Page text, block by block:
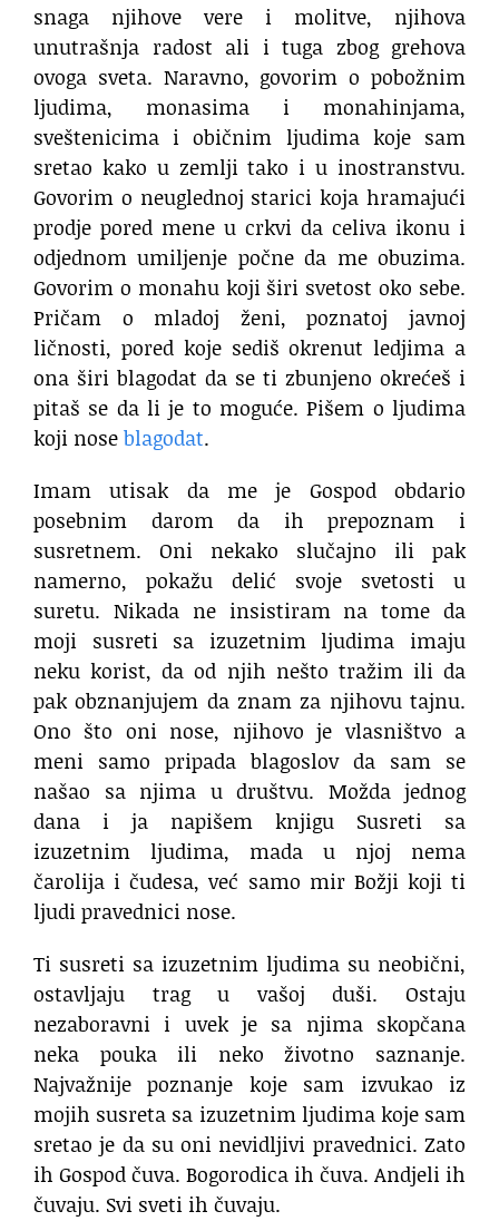
snaga njihove vere i molitve, njihova
unutrašnja radost ali i tuga zbog grehova
ovoga sveta. Naravno, govorim o pobožnim
ljudima, monasima i monahinjama,
sveštenicima i običnim ljudima koje sam
sretao kako u zemlji tako i u inostranstvu.
Govorim o neuglednoj starici koja hramajući
prodje pored mene u crkvi da celiva ikonu i
odjednom umiljenje počne da me obuzima.
Govorim o monahu koji širi svetost oko sebe.
Pričam o mladoj ženi, poznatoj javnoj
ličnosti, pored koje sediš okrenut ledjima a
ona širi blagodat da se ti zbunjeno okrećeš i
pitaš se da li je to moguće. Pišem o ljudima
koji noseblagodat.
Imam utisak da me je Gospod obdario
posebnim darom da ih prepoznam i
susretnem. Oni nekako slučajno ili pak
namerno, pokažu delić svoje svetosti u
suretu. Nikada ne insistiram na tome da
moji susreti sa izuzetnim ljudima imaju
neku korist, da od njih nešto tražim ili da
pak obznanjujem da znam za njihovu tajnu.
Ono što oni nose, njihovo je vlasništvo a
meni samo pripada blagoslov da sam se
našao sa njima u društvu. Možda jednog
dana i ja napišem knjigu Susreti sa
izuzetnim ljudima, mada u njoj nema
čarolija i čudesa, već samo mir Božji koji ti
ljudi pravednici nose.
Ti susreti sa izuzetnim ljudima su neobični,
ostavljaju trag u vašoj duši. Ostaju
nezaboravni i uvek je sa njima skopčana
neka pouka ili neko životno saznanje.
Najvažnije poznanje koje sam izvukao iz
mojih susreta sa izuzetnim ljudima koje sam
sretao je da su oni nevidljivi pravednici. Zato
ih Gospod čuva. Bogorodica ih čuva. Andjeli ih
čuvaju. Svi sveti ih čuvaju.